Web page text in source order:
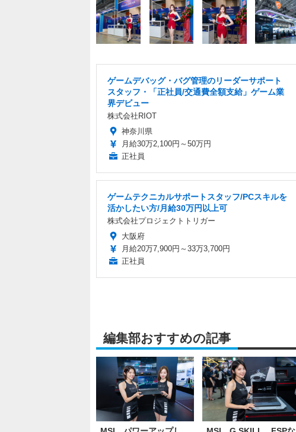
ゲームデバッグ・バグ管理のリーダーサポート
スタッフ・「正社員/交通費全額支給」ゲーム業
界デビュー
株式会社RIOT
神奈川県
月給30万2,100円～50万円
正社員
ゲームテクニカルサポートスタッフ/PCスキルを
活かしたい方/月給30万円以上可
株式会社プロジェクトトリガー
大阪府
月給20万7,900円～33万3,700円
正社員
編集部おすすめの記事